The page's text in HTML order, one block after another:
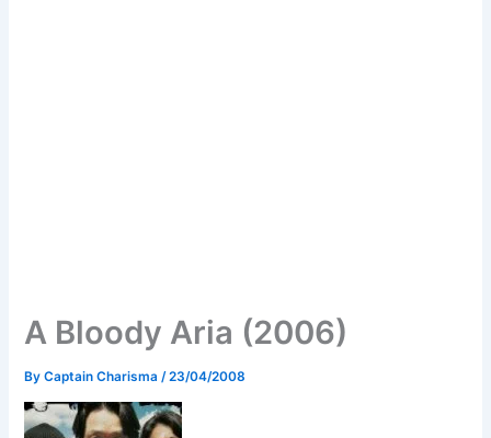
A Bloody Aria (2006)
ByCaptain Charisma /23/04/2008